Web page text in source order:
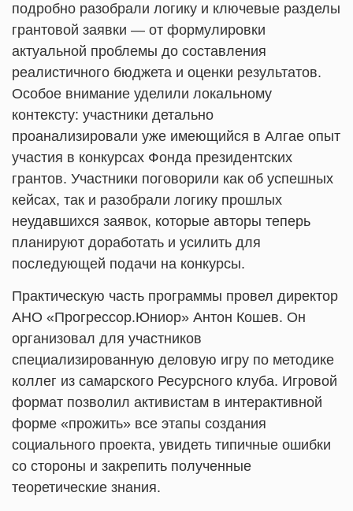
подробно разобрали логику и ключевые разделы
грантовой заявки — от формулировки
актуальной проблемы до составления
реалистичного бюджета и оценки результатов.
Особое внимание уделили локальному
контексту: участники детально
проанализировали уже имеющийся в Алгае опыт
участия в конкурсах Фонда президентских
грантов. Участники поговорили как об успешных
кейсах, так и разобрали логику прошлых
неудавшихся заявок, которые авторы теперь
планируют доработать и усилить для
последующей подачи на конкурсы.
Практическую часть программы провел директор
АНО «Прогрессор.Юниор» Антон Кошев. Он
организовал для участников
специализированную деловую игру по методике
коллег из самарского Ресурсного клуба. Игровой
формат позволил активистам в интерактивной
форме «прожить» все этапы создания
социального проекта, увидеть типичные ошибки
со стороны и закрепить полученные
теоретические знания.